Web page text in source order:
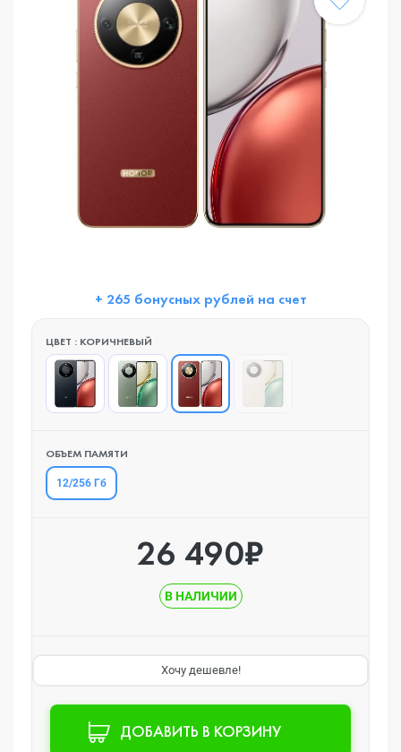
+ 265 бонусных рублей на счет
ЦВЕТ : КОРИЧНЕВЫЙ
ОБЪЕМ ПАМЯТИ
12/256 Гб
26 490₽
В НАЛИЧИИ
Хочу дешевле!
ДОБАВИТЬ В КОРЗИНУ